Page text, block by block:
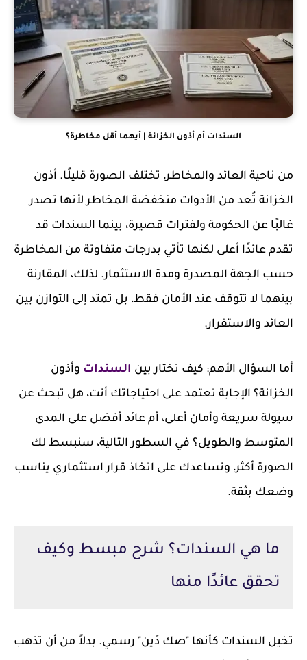
السندات أم أذون الخزانة | أيهما أقل مخاطرة؟
من ناحية العائد والمخاطر، تختلف الصورة قليلًا. أذون
الخزانة تُعد من الأدوات منخفضة المخاطر لأنها تصدر
غالبًا عن الحكومة ولفترات قصيرة، بينما السندات قد
تقدم عائدًا أعلى لكنها تأتي بدرجات متفاوتة من المخاطرة
حسب الجهة المصدرة ومدة الاستثمار. لذلك، المقارنة
بينهما لا تتوقف عند الأمان فقط، بل تمتد إلى التوازن بين
العائد والاستقرار.
أما السؤال الأهم: كيف تختار بين السندات وأذون
الخزانة؟ الإجابة تعتمد على احتياجاتك أنت، هل تبحث عن
سيولة سريعة وأمان أعلى، أم عائد أفضل على المدى
المتوسط والطويل؟ في السطور التالية، سنبسط لك
الصورة أكثر، ونساعدك على اتخاذ قرار استثماري يناسب
وضعك بثقة.
ما هي السندات؟ شرح مبسط وكيف
تحقق عائدًا منها
تخيل السندات كأنها "صك دَين" رسمي. بدلاً من أن تذهب